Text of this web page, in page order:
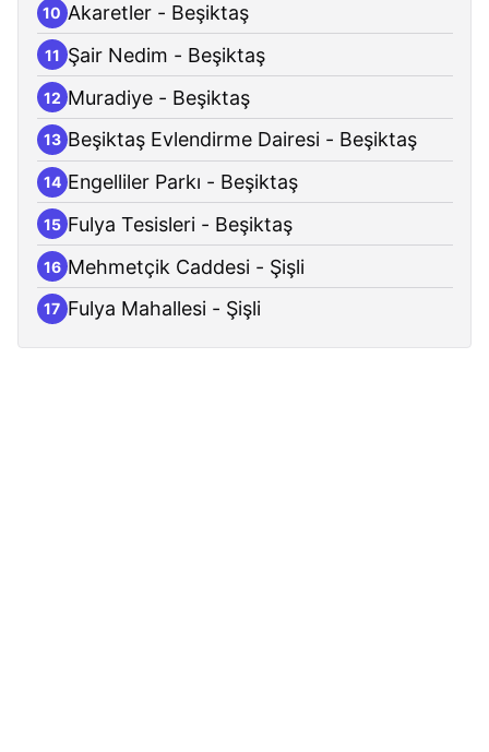
10 Akaretler - Beşiktaş
11 Şair Nedim - Beşiktaş
12 Muradiye - Beşiktaş
13 Beşiktaş Evlendirme Dairesi - Beşiktaş
14 Engelliler Parkı - Beşiktaş
15 Fulya Tesisleri - Beşiktaş
16 Mehmetçik Caddesi - Şişli
17 Fulya Mahallesi - Şişli